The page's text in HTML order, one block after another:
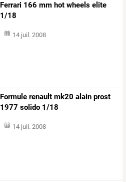
Ferrari 166 mm hot wheels elite
1/18
14 juil. 2008
Formule renault mk20 alain prost
1977 solido 1/18
14 juil. 2008